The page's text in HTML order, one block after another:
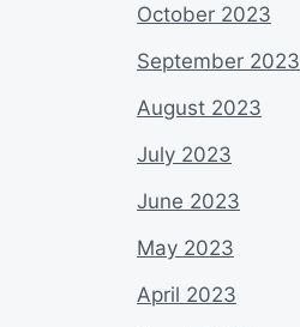
October 2023
September 2023
August 2023
July 2023
June 2023
May 2023
April 2023